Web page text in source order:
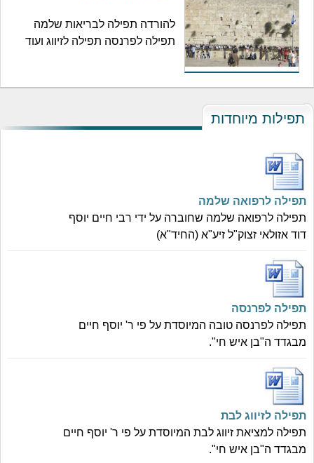
להורדה תפילה לבריאות שלמה
תפילה לפרנסה תפילה לזיווג ועוד
תפילות מיוחדות
תפילה לרפואה שלמה
תפילה לרפואה שלמה שחוברה על ידי רבי חיים יוסף
דוד אזולאי זצוק"ל זיע"א (החיד"א)
תפילה לפרנסה
תפילה לפרנסה טובה המיוסדת על פי ר' יוסף חיים
מבגדד ה"בן איש חי".
תפילה לזיווג לבת
תפילה למציאת זיווג לבת המיוסדת על פי ר' יוסף חיים
מבגדד ה"בן איש חי".